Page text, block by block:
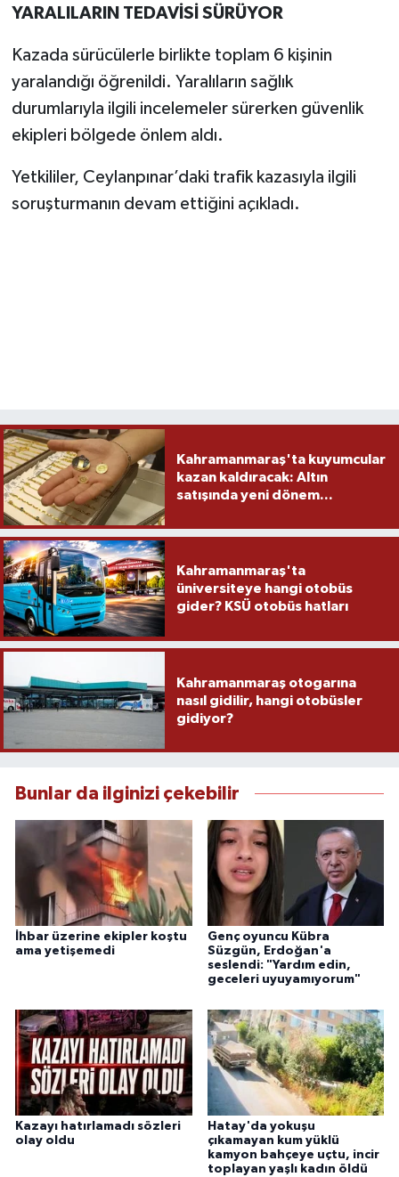
YARALILARIN TEDAVİSİ SÜRÜYOR
Kazada sürücülerle birlikte toplam 6 kişinin
yaralandığı öğrenildi. Yaralıların sağlık
durumlarıyla ilgili incelemeler sürerken güvenlik
ekipleri bölgede önlem aldı.
Yetkililer, Ceylanpınar’daki trafik kazasıyla ilgili
soruşturmanın devam ettiğini açıkladı.
Kahramanmaraş'ta kuyumcular
kazan kaldıracak: Altın
satışında yeni dönem...
Kahramanmaraş'ta
üniversiteye hangi otobüs
gider? KSÜ otobüs hatları
Kahramanmaraş otogarına
nasıl gidilir, hangi otobüsler
gidiyor?
Bunlar da ilginizi çekebilir
İhbar üzerine ekipler koştu
ama yetişemedi
Genç oyuncu Kübra
Süzgün, Erdoğan'a
seslendi: "Yardım edin,
geceleri uyuyamıyorum"
Kazayı hatırlamadı sözleri
olay oldu
Hatay'da yokuşu
çıkamayan kum yüklü
kamyon bahçeye uçtu, incir
toplayan yaşlı kadın öldü